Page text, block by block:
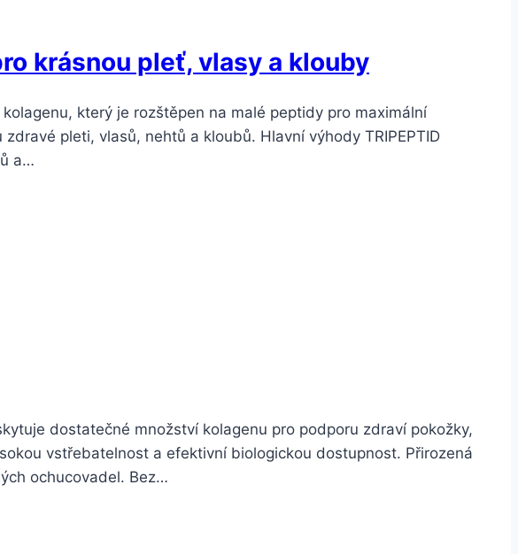
krásnou pleť, vlasy a klouby
který je rozštěpen na malé peptidy pro maximální
pleti, vlasů, nehtů a kloubů. Hlavní výhody TRIPEPTID
a…
dostatečné množství kolagenu pro podporu zdraví pokožky,
vstřebatelnost a efektivní biologickou dostupnost. Přirozená
ochucovadel. Bez…